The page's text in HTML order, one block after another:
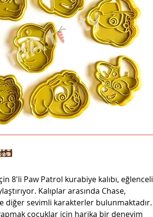
8'li Paw Patrol kurabiye kalıbı, eğlenceli
Kalıplar arasında Chase,
diğer sevimli karakterler bulunmaktadır.
çocuklar için harika bir deneyim